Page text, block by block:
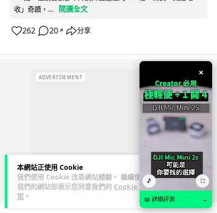
本網站正使用 Cookie
我們使用 Cookie 改善網站體驗。 繼續使用
我們的網站即表示您同意我們的 Cookie 政
策 。
收」奇蹟，...
閱讀全文
262 20 ↗ 分享
ADVERTISEMENT ×
🎵 ⛶
📖 詳細評測 →